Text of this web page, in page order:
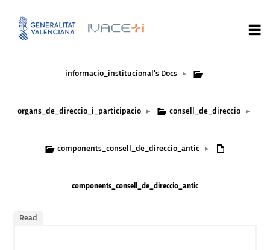
informacio_institucional’s Docs ▸
organs_de_direccio_i_participacio ▸ consell_de_direccio ▸
components_consell_de_direccio_antic ▸
components_consell_de_direccio_antic
Read